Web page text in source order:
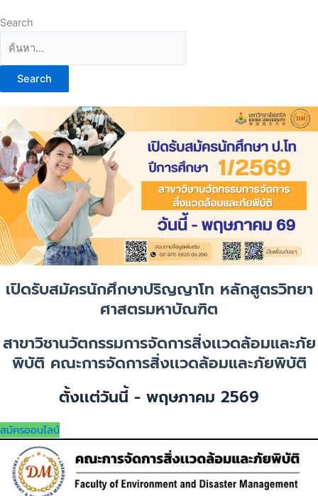
Search
Search
เปิดรับสมัครนักศึกษาปริญญาโท หลักสูตรวิทยา
ศาสตรมหาบัณฑิต
สาขาวิชานวัตกรรมการจัดการสิ่งเเวดล้อมและภัย
พิบัติ คณะการจัดการสิ่งเเวดล้อมและภัยพิบัติ
ตั้งเเต่วันนี้ - พฤษภาคม 2569
สมัครออนไลน์